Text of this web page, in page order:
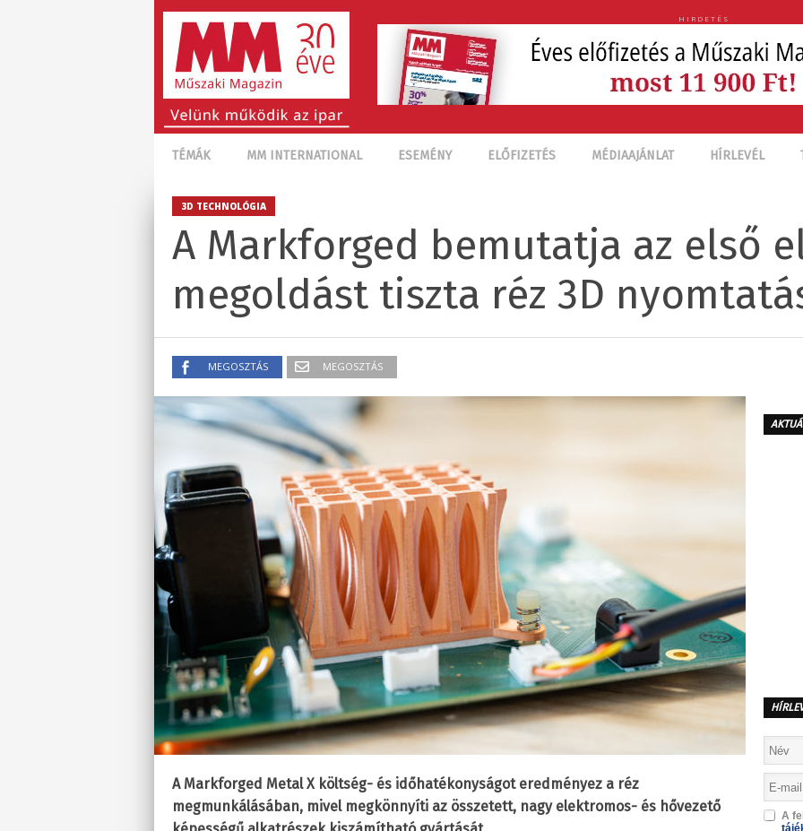
HIRDETÉS
TÉMÁK MM INTERNATIONAL ESEMÉNY ELŐFIZETÉS MÉDIAAJÁNLAT HÍRLEVÉL
3D TECHNOLÓGIA
A Markforged bemutatja az első
megoldást tiszta réz 3D
MEGOSZTÁS MEGOSZTÁS
A Markforged Metal X költség- és időhatékonyságot eredményez a réz
megmunkálásában, mivel megkönnyíti az összetett, nagy elektromos- és hővezető
A